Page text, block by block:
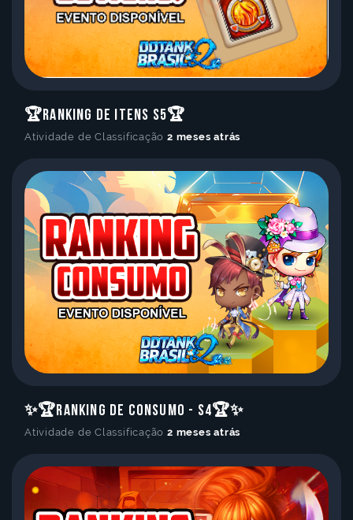
🏆Ranking de Itens S5🏆
Atividade de Classificação 2 meses atrás
✨🏆Ranking de Consumo - S4🏆✨
Atividade de Classificação 2 meses atrás